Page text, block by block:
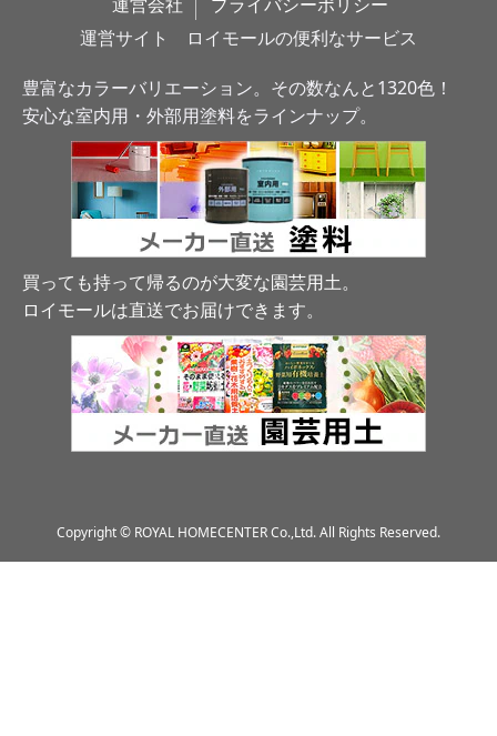
運営サイト　ロイモールの便利なサービス
豊富なカラーバリエーション。その数なんと1320色！
安心な室内用・外部用塗料をラインナップ。
買っても持って帰るのが大変な園芸用土。
ロイモールは直送でお届けできます。
Copyright © ROYAL HOMECENTER Co.,Ltd. All Rights Reserved.